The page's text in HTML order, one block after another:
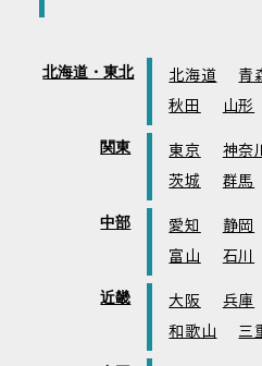
北海道・東北 北海道 青
秋田
山形
関東 東京 神奈川
茨城
群馬
中部 愛知 静岡
富山
石川
近畿 大阪 兵庫
和歌山
三